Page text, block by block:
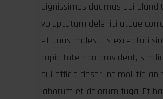
dignissimos ducimus qui
voluptatum deleniti atque
et quas molestias excepturi
cupiditate non provident,
qui officia deserunt mollitia
laborum et dolorum fuga. Et